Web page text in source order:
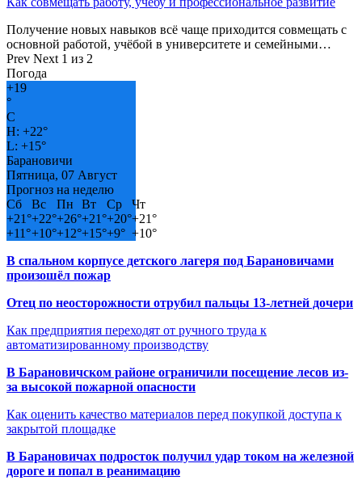
Получение новых навыков всё чаще приходится совмещать с
основной работой, учёбой в университете и семейными…
Prev Next 1 из 2
Погода
+19
°
C
H: +22°
L: +15°
Барановичи
Пятница, 07 Август
Прогноз на неделю
Сб
Вс Пн Вт Ср
Чт
+21°+22°+26°+21°+20°+21°
+11°+10°+12°+15°+9° +10°
В спальном корпусе детского лагеря под Барановичами
произошёл пожар
Отец по неосторожности отрубил пальцы 13-летней дочери
Как предприятия переходят от ручного труда к
автоматизированному производству
В Барановичском районе ограничили посещение лесов из-
за высокой пожарной опасности
Как оценить качество материалов перед покупкой доступа к
закрытой площадке
В Барановичах подросток получил удар током на железной
дороге и попал в реанимацию